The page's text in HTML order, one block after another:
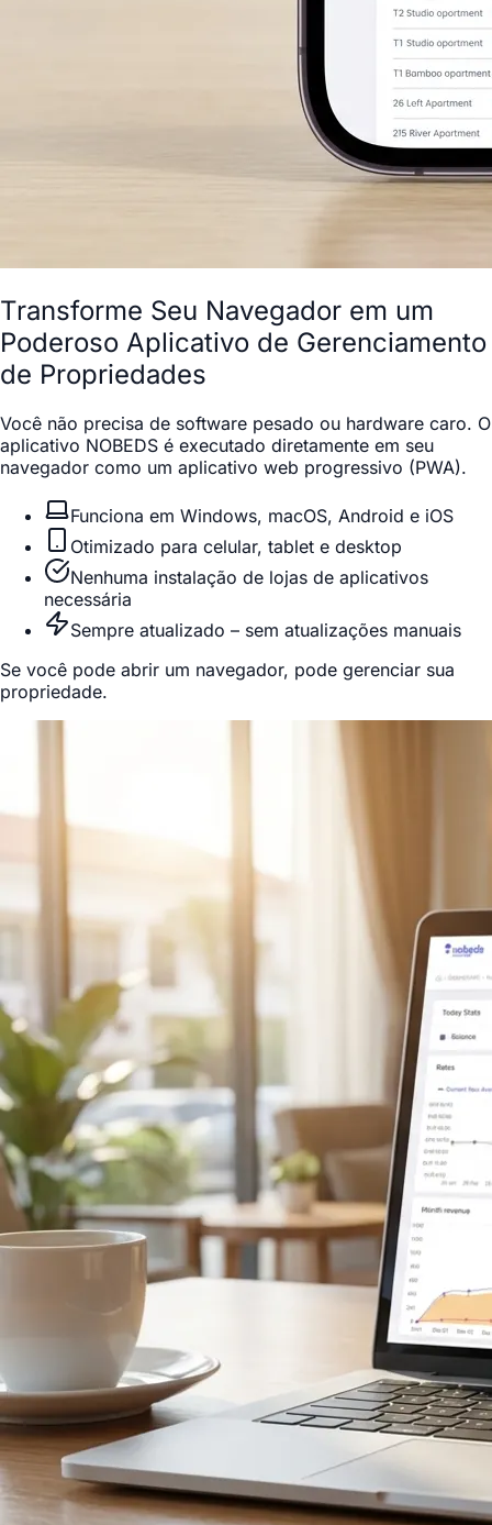
Transforme Seu Navegador em um
Poderoso Aplicativo de Gerenciamento
de Propriedades
Você não precisa de software pesado ou hardware caro. O
aplicativo NOBEDS é executado diretamente em seu
navegador como um aplicativo web progressivo (PWA).
Funciona em Windows, macOS, Android e iOS
Otimizado para celular, tablet e desktop
Nenhuma instalação de lojas de aplicativos
necessária
Sempre atualizado – sem atualizações manuais
Se você pode abrir um navegador, pode gerenciar sua
propriedade.